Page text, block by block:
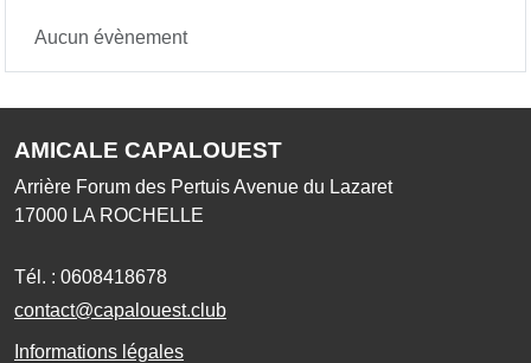
Aucun évènement
AMICALE CAPALOUEST
Arrière Forum des Pertuis Avenue du Lazaret
17000 LA ROCHELLE
Tél. : 0608418678
contact@capalouest.club
Informations légales